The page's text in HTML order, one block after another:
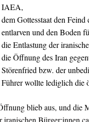
IAEA,
dem Gottesstaat den
entlarven und den Boden
die Entlastung der
die Öffnung des Iran
Störenfried bzw. der
Führer wollte lediglich die
blieb aus, und die
iranischen Bürger:innen